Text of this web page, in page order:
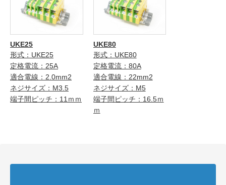
UKE25
形式：UKE25
定格電流：25A
適合電線：2.0mm2
ネジサイズ：M3.5
端子間ピッチ：11ｍｍ
UKE80
形式：UKE80
定格電流：80A
適合電線：22mm2
ネジサイズ：M5
端子間ピッチ：16.5ｍ
ｍ